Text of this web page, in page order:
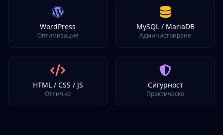
WordPress
Оптимизация
MySQL / MariaDB
Администриране
HTML / CSS / JS
Отлично
Сигурност
Практическо